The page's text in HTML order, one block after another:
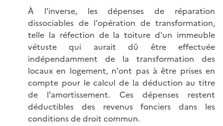
À l'inverse, les dépenses de réparation
dissociables de l'opération de transformation,
telle la réfection de la toiture d'un immeuble
vétuste qui aurait dû être effectuée
indépendamment de la transformation des
locaux en logement, n'ont pas à être prises en
compte pour le calcul de la déduction au titre
de l'amortissement. Ces dépenses restent
déductibles des revenus fonciers dans les
conditions de droit commun.